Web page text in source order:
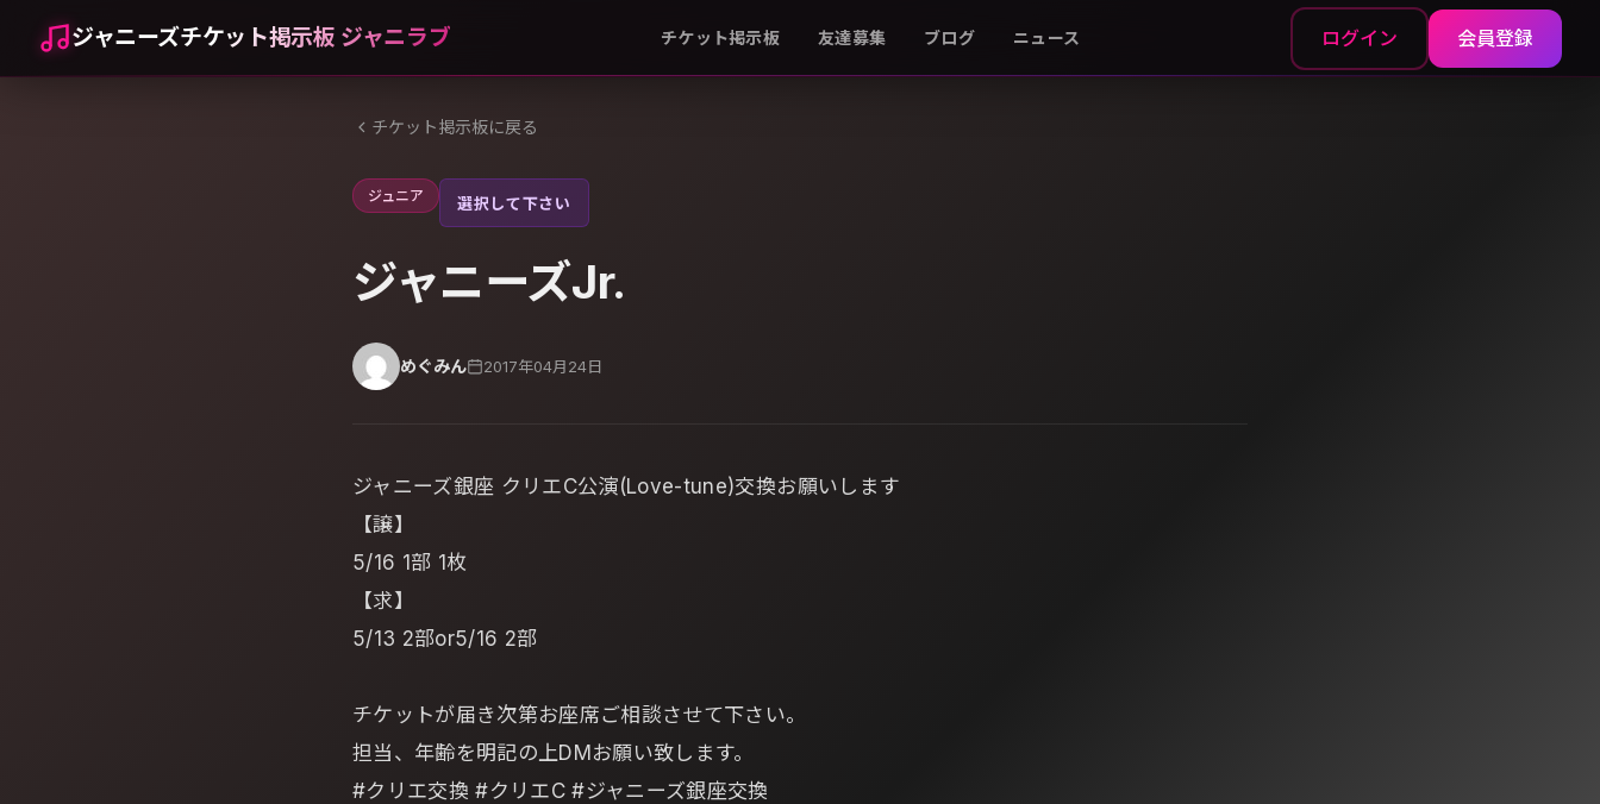
ジャニーズチケット掲示板 ジャニラブ チケット掲示板 友達募集 ブログ ニュース ログイン 会員登録
チケット掲示板に戻る
ジュニア 選択して下さい
ジャニーズJr.
めぐみん 2017年04月24日
ジャニーズ銀座 クリエC公演(Love-tune)交換お願いします
【譲】
5/16 1部 1枚
【求】
5/13 2部or5/16 2部
チケットが届き次第お座席ご相談させて下さい。
担当、年齢を明記の上DMお願い致します。
#クリエ交換 #クリエC #ジャニーズ銀座交換